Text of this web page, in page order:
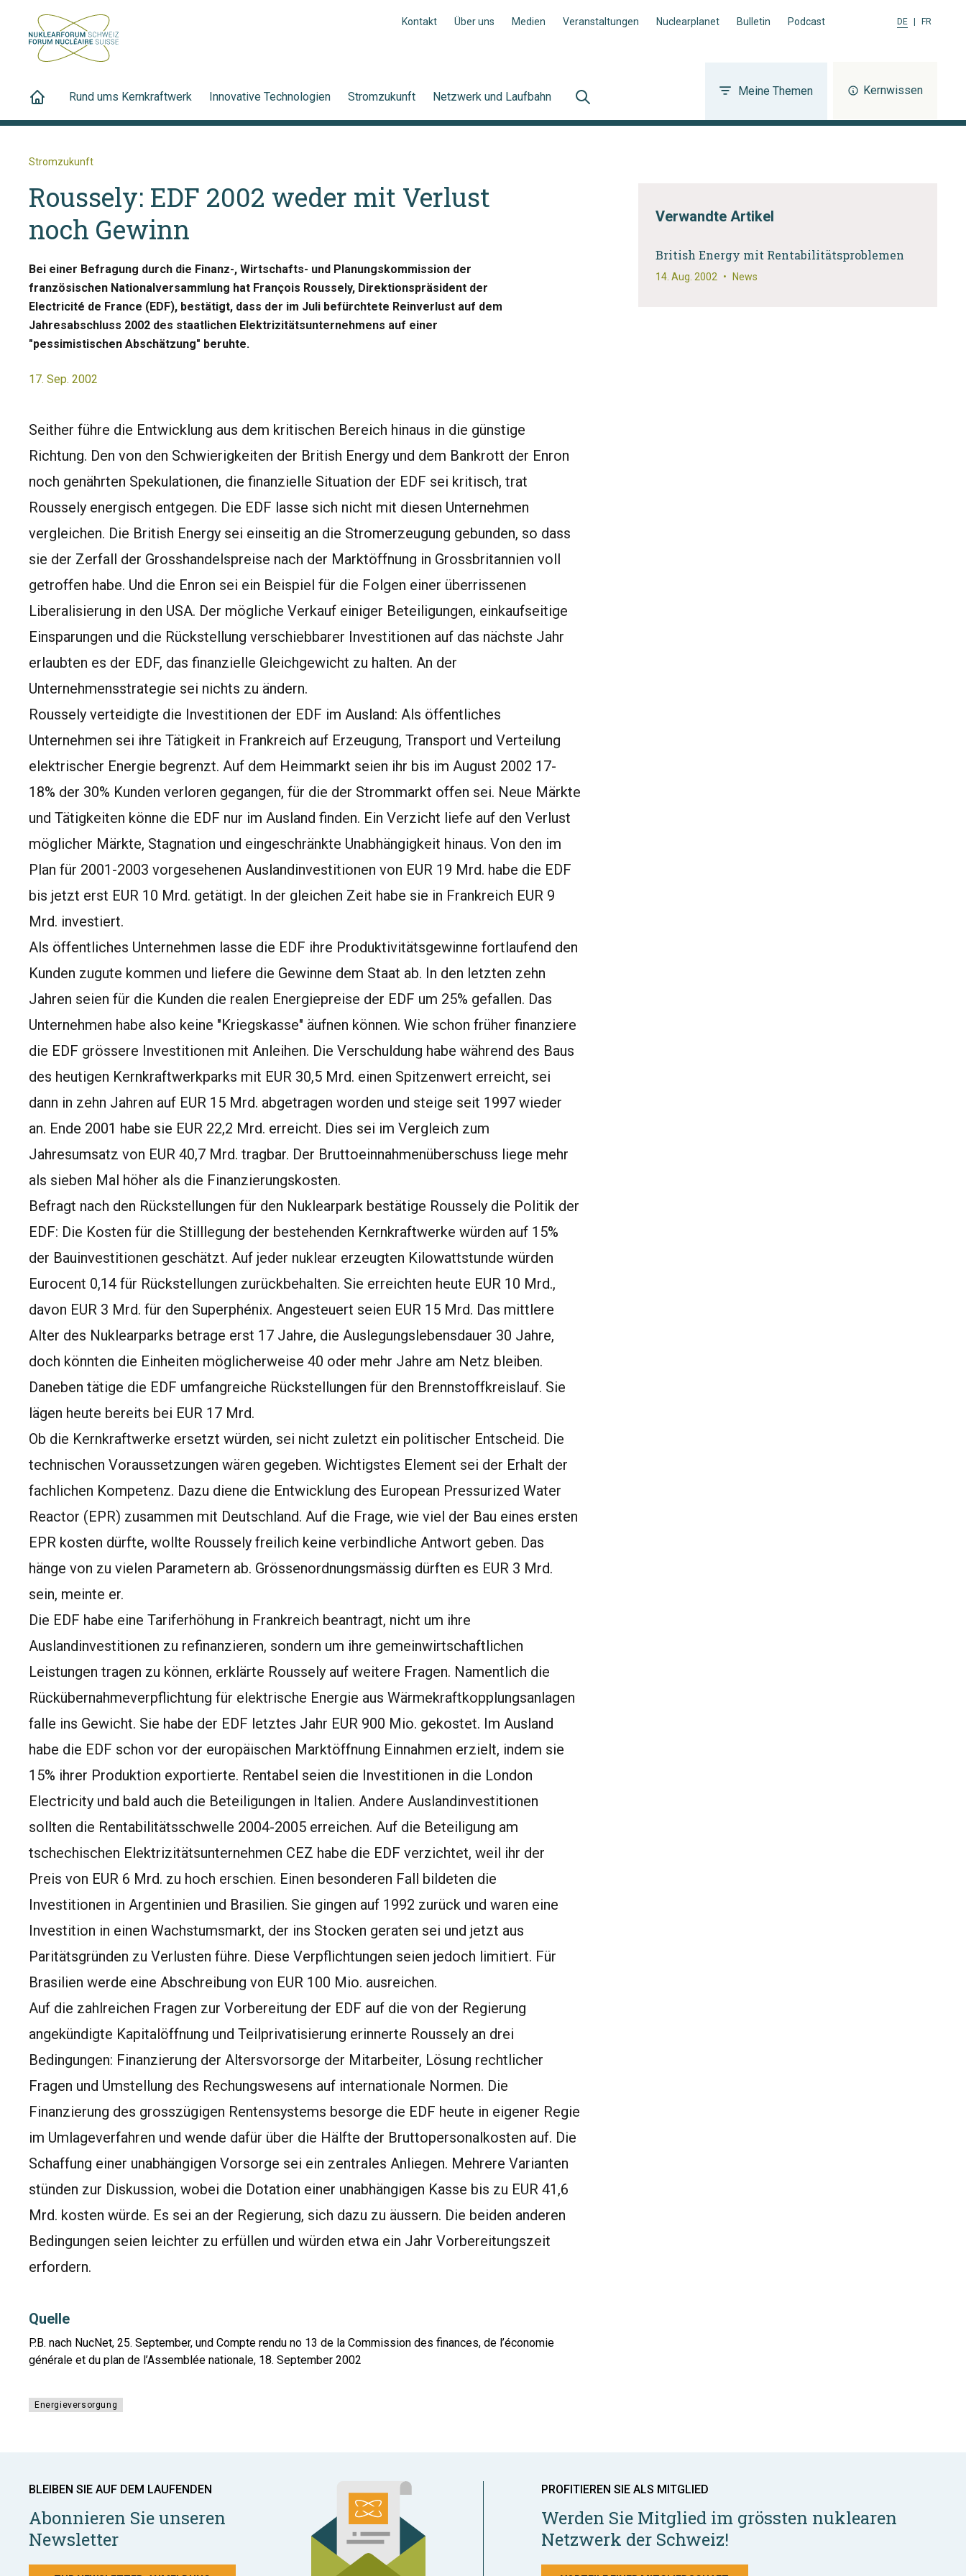
Kontakt Über uns Medien Veranstaltungen Nuclearplanet Bulletin Podcast DE FR
Rund ums Kernkraftwerk Innovative Technologien Stromzukunft Netzwerk und Laufbahn Meine Themen Kernwissen
Stromzukunft
Roussely: EDF 2002 weder mit Verlust
noch Gewinn
Bei einer Befragung durch die Finanz-, Wirtschafts- und Planungskommission der
französischen Nationalversammlung hat François Roussely, Direktionspräsident der
Electricité de France (EDF), bestätigt, dass der im Juli befürchtete Reinverlust auf dem
Jahresabschluss 2002 des staatlichen Elektrizitätsunternehmens auf einer
"pessimistischen Abschätzung" beruhte.
17. Sep. 2002
Seither führe die Entwicklung aus dem kritischen Bereich hinaus in die günstige
Richtung. Den von den Schwierigkeiten der British Energy und dem Bankrott der Enron
noch genährten Spekulationen, die finanzielle Situation der EDF sei kritisch, trat
Roussely energisch entgegen. Die EDF lasse sich nicht mit diesen Unternehmen
vergleichen. Die British Energy sei einseitig an die Stromerzeugung gebunden, so dass
sie der Zerfall der Grosshandelspreise nach der Marktöffnung in Grossbritannien voll
getroffen habe. Und die Enron sei ein Beispiel für die Folgen einer überrissenen
Liberalisierung in den USA. Der mögliche Verkauf einiger Beteiligungen, einkaufseitige
Einsparungen und die Rückstellung verschiebbarer Investitionen auf das nächste Jahr
erlaubten es der EDF, das finanzielle Gleichgewicht zu halten. An der
Unternehmensstrategie sei nichts zu ändern.
Roussely verteidigte die Investitionen der EDF im Ausland: Als öffentliches
Unternehmen sei ihre Tätigkeit in Frankreich auf Erzeugung, Transport und Verteilung
elektrischer Energie begrenzt. Auf dem Heimmarkt seien ihr bis im August 2002 17-
18% der 30% Kunden verloren gegangen, für die der Strommarkt offen sei. Neue Märkte
und Tätigkeiten könne die EDF nur im Ausland finden. Ein Verzicht liefe auf den Verlust
möglicher Märkte, Stagnation und eingeschränkte Unabhängigkeit hinaus. Von den im
Plan für 2001-2003 vorgesehenen Auslandinvestitionen von EUR 19 Mrd. habe die EDF
bis jetzt erst EUR 10 Mrd. getätigt. In der gleichen Zeit habe sie in Frankreich EUR 9
Mrd. investiert.
Als öffentliches Unternehmen lasse die EDF ihre Produktivitätsgewinne fortlaufend den
Kunden zugute kommen und liefere die Gewinne dem Staat ab. In den letzten zehn
Jahren seien für die Kunden die realen Energiepreise der EDF um 25% gefallen. Das
Unternehmen habe also keine "Kriegskasse" äufnen können. Wie schon früher finanziere
die EDF grössere Investitionen mit Anleihen. Die Verschuldung habe während des Baus
des heutigen Kernkraftwerkparks mit EUR 30,5 Mrd. einen Spitzenwert erreicht, sei
dann in zehn Jahren auf EUR 15 Mrd. abgetragen worden und steige seit 1997 wieder
an. Ende 2001 habe sie EUR 22,2 Mrd. erreicht. Dies sei im Vergleich zum
Jahresumsatz von EUR 40,7 Mrd. tragbar. Der Bruttoeinnahmenüberschuss liege mehr
als sieben Mal höher als die Finanzierungskosten.
Befragt nach den Rückstellungen für den Nuklearpark bestätige Roussely die Politik der
EDF: Die Kosten für die Stilllegung der bestehenden Kernkraftwerke würden auf 15%
der Bauinvestitionen geschätzt. Auf jeder nuklear erzeugten Kilowattstunde würden
Eurocent 0,14 für Rückstellungen zurückbehalten. Sie erreichten heute EUR 10 Mrd.,
davon EUR 3 Mrd. für den Superphénix. Angesteuert seien EUR 15 Mrd. Das mittlere
Alter des Nuklearparks betrage erst 17 Jahre, die Auslegungslebensdauer 30 Jahre,
doch könnten die Einheiten möglicherweise 40 oder mehr Jahre am Netz bleiben.
Daneben tätige die EDF umfangreiche Rückstellungen für den Brennstoffkreislauf. Sie
lägen heute bereits bei EUR 17 Mrd.
Ob die Kernkraftwerke ersetzt würden, sei nicht zuletzt ein politischer Entscheid. Die
technischen Voraussetzungen wären gegeben. Wichtigstes Element sei der Erhalt der
fachlichen Kompetenz. Dazu diene die Entwicklung des European Pressurized Water
Reactor (EPR) zusammen mit Deutschland. Auf die Frage, wie viel der Bau eines ersten
EPR kosten dürfte, wollte Roussely freilich keine verbindliche Antwort geben. Das
hänge von zu vielen Parametern ab. Grössenordnungsmässig dürften es EUR 3 Mrd.
sein, meinte er.
Die EDF habe eine Tariferhöhung in Frankreich beantragt, nicht um ihre
Auslandinvestitionen zu refinanzieren, sondern um ihre gemeinwirtschaftlichen
Leistungen tragen zu können, erklärte Roussely auf weitere Fragen. Namentlich die
Rückübernahmeverpflichtung für elektrische Energie aus Wärmekraftkopplungsanlagen
falle ins Gewicht. Sie habe der EDF letztes Jahr EUR 900 Mio. gekostet. Im Ausland
habe die EDF schon vor der europäischen Marktöffnung Einnahmen erzielt, indem sie
15% ihrer Produktion exportierte. Rentabel seien die Investitionen in die London
Electricity und bald auch die Beteiligungen in Italien. Andere Auslandinvestitionen
sollten die Rentabilitätsschwelle 2004-2005 erreichen. Auf die Beteiligung am
tschechischen Elektrizitätsunternehmen CEZ habe die EDF verzichtet, weil ihr der
Preis von EUR 6 Mrd. zu hoch erschien. Einen besonderen Fall bildeten die
Investitionen in Argentinien und Brasilien. Sie gingen auf 1992 zurück und waren eine
Investition in einen Wachstumsmarkt, der ins Stocken geraten sei und jetzt aus
Paritätsgründen zu Verlusten führe. Diese Verpflichtungen seien jedoch limitiert. Für
Brasilien werde eine Abschreibung von EUR 100 Mio. ausreichen.
Auf die zahlreichen Fragen zur Vorbereitung der EDF auf die von der Regierung
angekündigte Kapitalöffnung und Teilprivatisierung erinnerte Roussely an drei
Bedingungen: Finanzierung der Altersvorsorge der Mitarbeiter, Lösung rechtlicher
Fragen und Umstellung des Rechungswesens auf internationale Normen. Die
Finanzierung des grosszügigen Rentensystems besorge die EDF heute in eigener Regie
im Umlageverfahren und wende dafür über die Hälfte der Bruttopersonalkosten auf. Die
Schaffung einer unabhängigen Vorsorge sei ein zentrales Anliegen. Mehrere Varianten
stünden zur Diskussion, wobei die Dotation einer unabhängigen Kasse bis zu EUR 41,6
Mrd. kosten würde. Es sei an der Regierung, sich dazu zu äussern. Die beiden anderen
Bedingungen seien leichter zu erfüllen und würden etwa ein Jahr Vorbereitungszeit
erfordern.
Quelle
P.B. nach NucNet, 25. September, und Compte rendu no 13 de la Commission des finances, de l’économie
générale et du plan de l’Assemblée nationale, 18. September 2002
Energieversorgung
Verwandte Artikel
British Energy mit Rentabilitätsproblemen
14. Aug. 2002 • News
BLEIBEN SIE AUF DEM LAUFENDEN
Abonnieren Sie unseren
Newsletter
PROFITIEREN SIE ALS MITGLIED
Werden Sie Mitglied im grössten nuklearen
Netzwerk der Schweiz!